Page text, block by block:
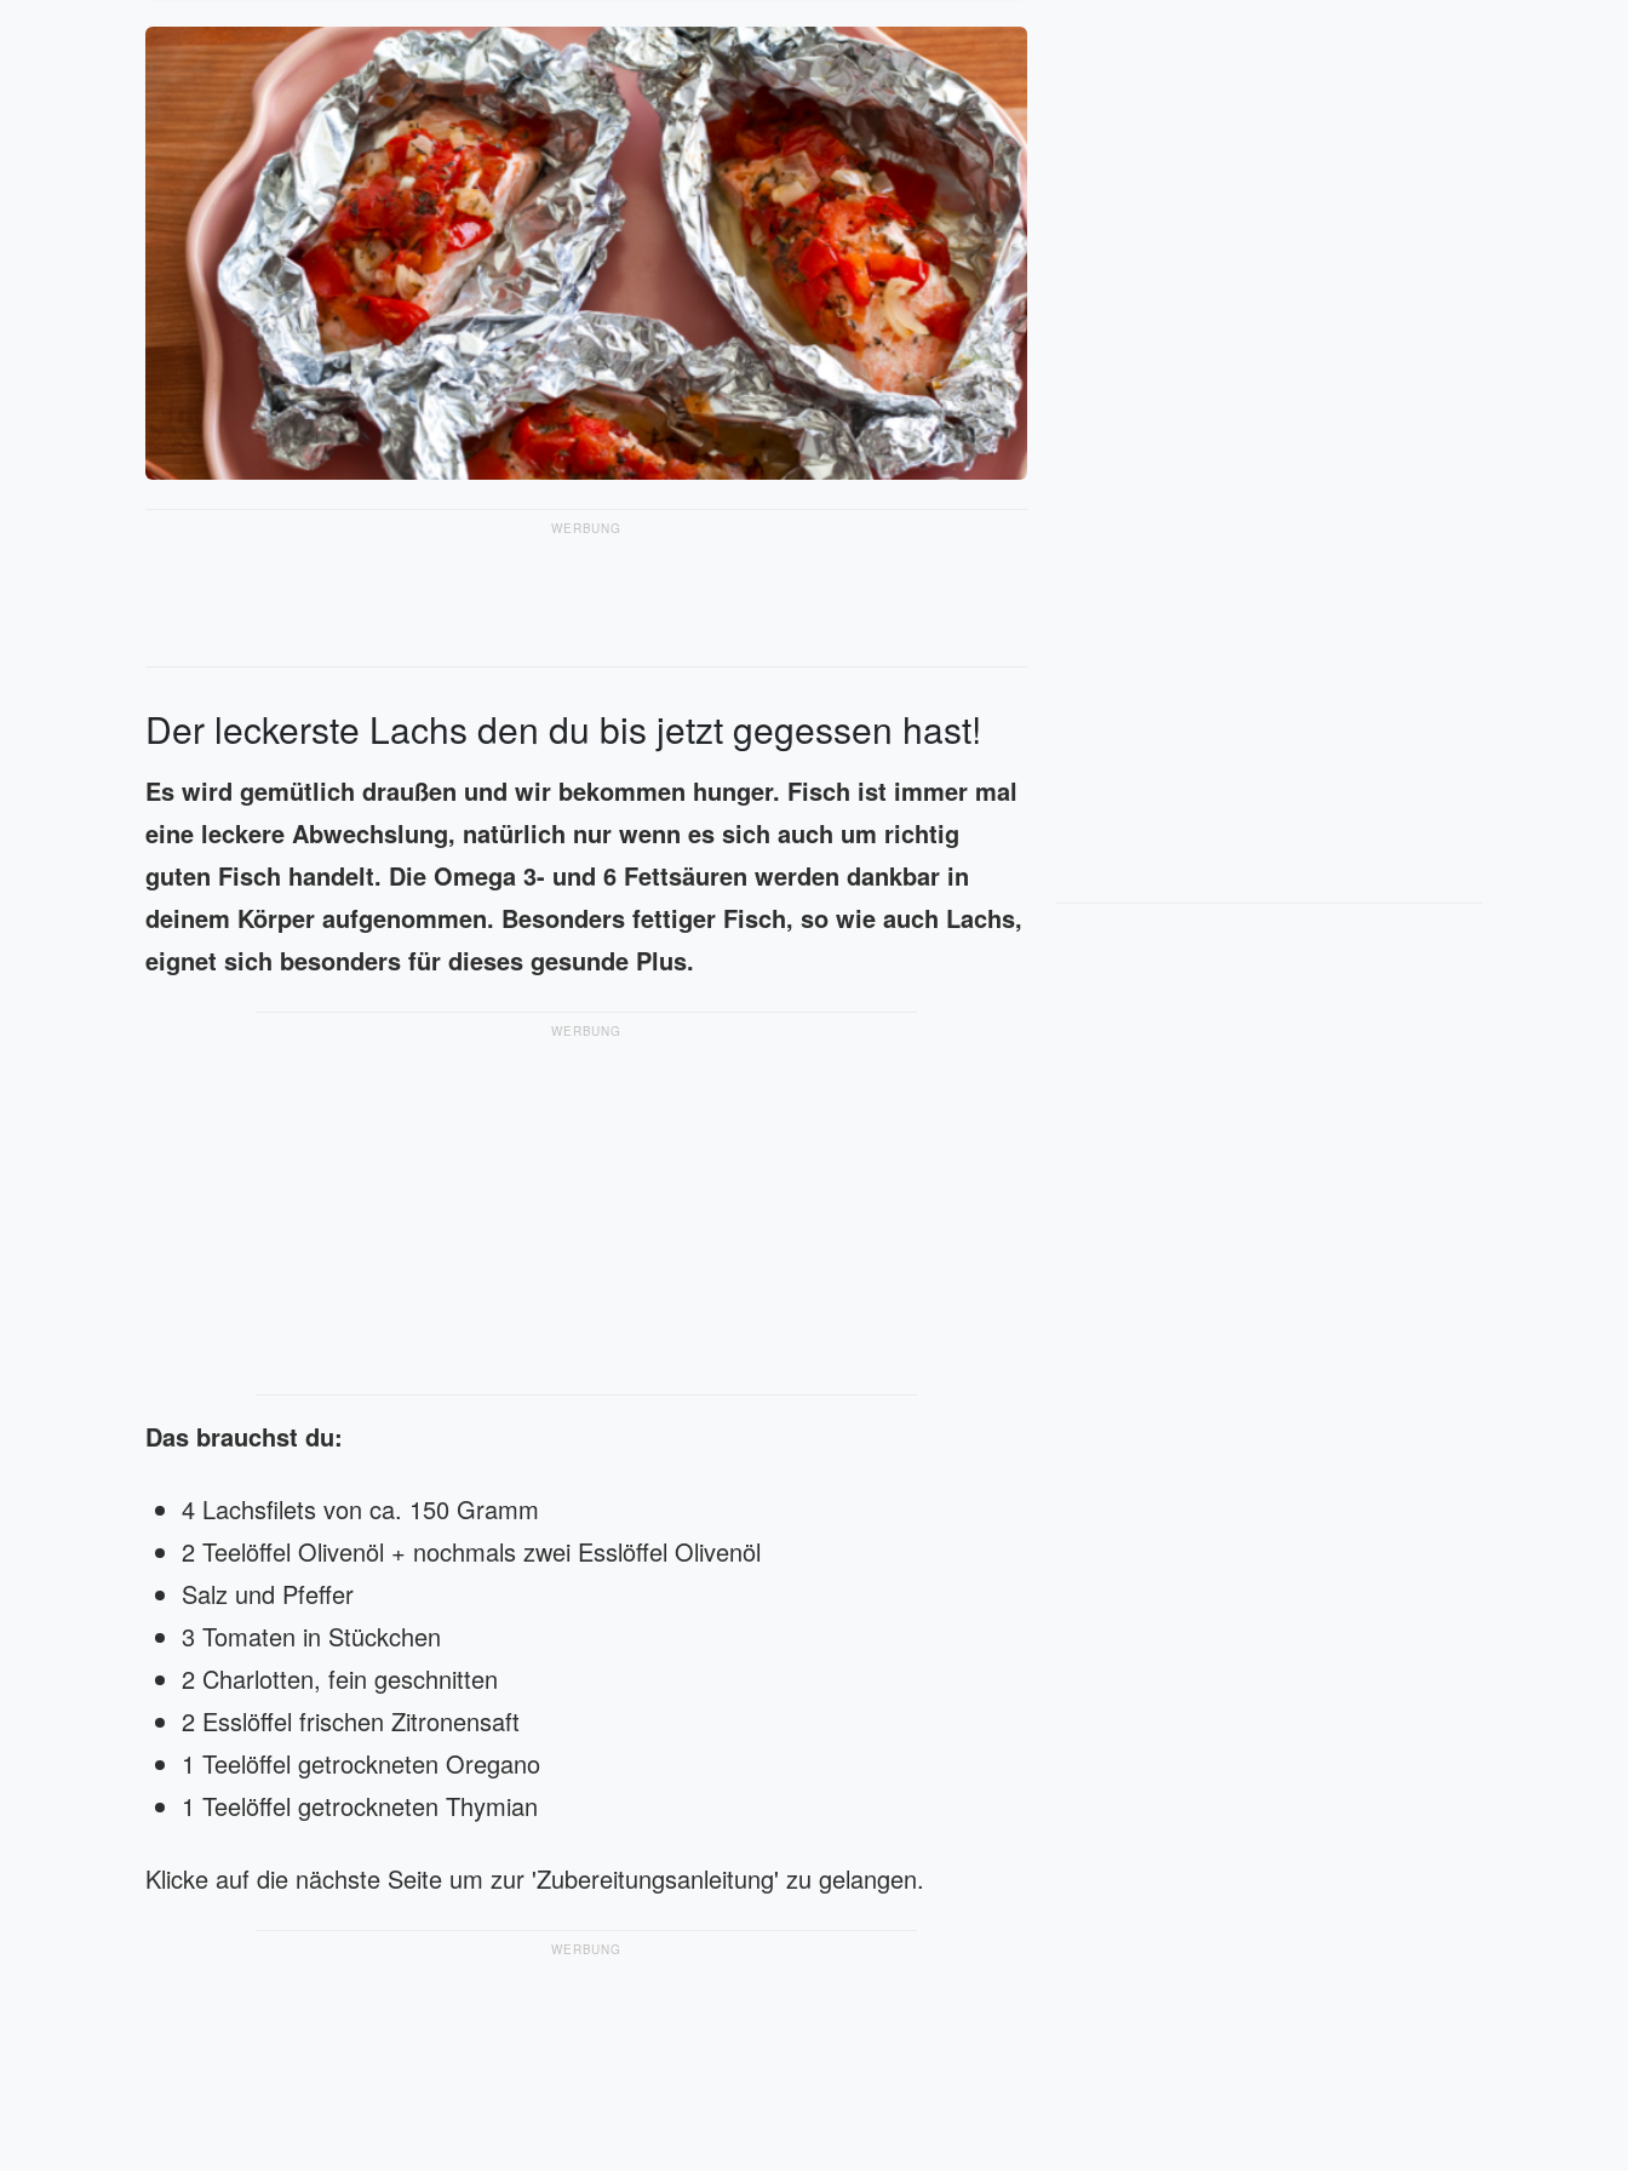
WERBUNG
Der leckerste Lachs den du bis jetzt gegessen hast!
Es wird gemütlich draußen und wir bekommen hunger. Fisch ist immer mal
eine leckere Abwechslung, natürlich nur wenn es sich auch um richtig
guten Fisch handelt. Die Omega 3- und 6 Fettsäuren werden dankbar in
deinem Körper aufgenommen. Besonders fettiger Fisch, so wie auch Lachs,
eignet sich besonders für dieses gesunde Plus.
WERBUNG
Das brauchst du:
4 Lachsfilets von ca. 150 Gramm
2 Teelöffel Olivenöl + nochmals zwei Esslöffel Olivenöl
Salz und Pfeffer
3 Tomaten in Stückchen
2 Charlotten, fein geschnitten
2 Esslöffel frischen Zitronensaft
1 Teelöffel getrockneten Oregano
1 Teelöffel getrockneten Thymian
Klicke auf die nächste Seite um zur 'Zubereitungsanleitung' zu gelangen.
WERBUNG